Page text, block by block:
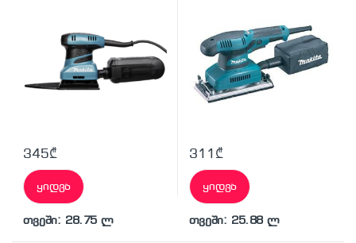
345₾
ყიდვა
თვეში: 28.75 ლ
311 ₾
ყიდვა
თვეში: 25.88 ლ